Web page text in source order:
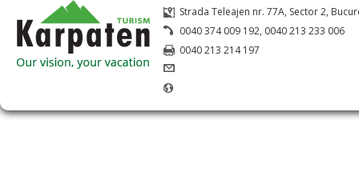
Strada Teleajen nr. 77A, Sector 2,
0040 374 009 192, 0040 213 233 006
0040 213 214 197